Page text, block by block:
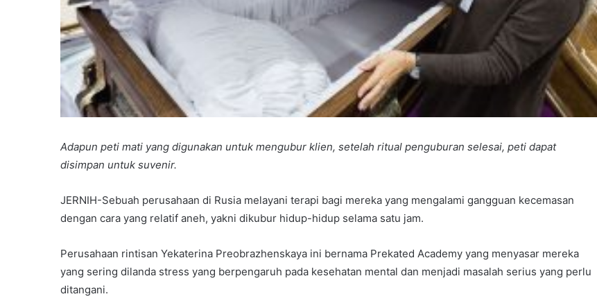
Adapun peti mati yang digunakan untuk mengubur klien, setelah ritual penguburan selesai, peti dapat
disimpan untuk suvenir.
JERNIH-Sebuah perusahaan di Rusia melayani terapi bagi mereka yang mengalami gangguan kecemasan
dengan cara yang relatif aneh, yakni dikubur hidup-hidup selama satu jam.
Perusahaan rintisan Yekaterina Preobrazhenskaya ini bernama Prekated Academy yang menyasar mereka
yang sering dilanda stress yang berpengaruh pada kesehatan mental dan menjadi masalah serius yang perlu
ditangani.